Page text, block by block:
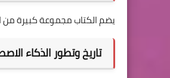
يضم الكتاب مجموعة كبيرة من
تاريخ وتطور الذكاء